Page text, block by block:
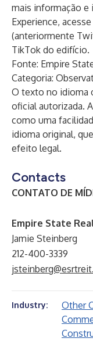
mais informação e
Experience, acesse
(anteriormente
TikTok do edifício.
Fonte: Empire
Categoria:
O texto no idioma
oficial autorizada.
como uma
idioma original,
efeito legal.
Contacts
CONTATO DE
Empire State
Jamie Steinberg
212-400-3339
Industry:
Other